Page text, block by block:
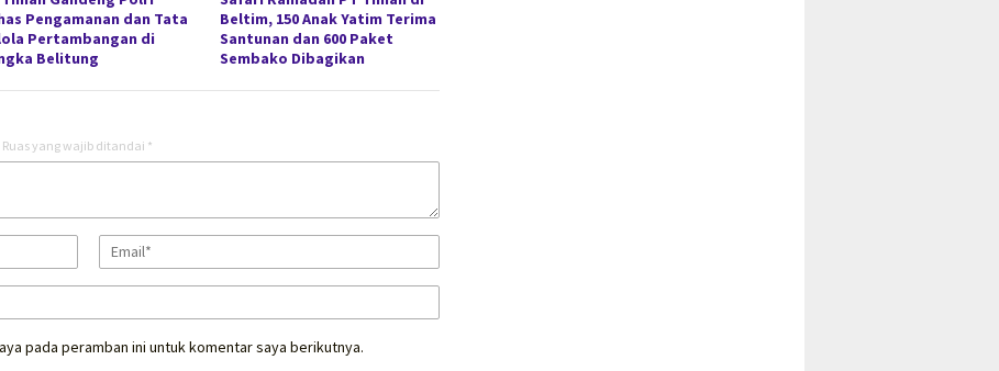
Pengamanan dan Tata
Pertambangan di
Belitung
Beltim, 150 Anak Yatim Terima
Santunan dan 600 Paket
Sembako Dibagikan
Ruas yang wajib ditandai *
pada peramban ini untuk komentar saya berikutnya.